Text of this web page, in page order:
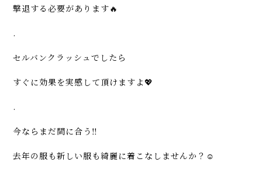
撃退する必要があります🔥
.
セルバンクラッシュでしたら
すぐに効果を実感して頂けますよ💖
.
今ならまだ間に合う‼️
去年の服も新しい服も綺麗に着こなしませんか？☺️